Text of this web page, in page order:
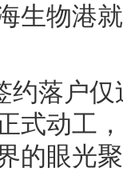
物港
约落户
式动工
的眼光